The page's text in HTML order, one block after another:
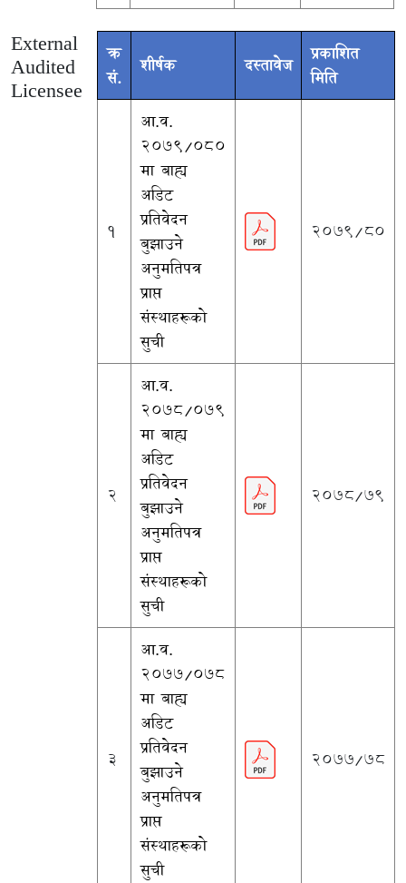
External
Audited
Licensee
क्र
सं.
शीर्षक दस्तावेज
प्रकाशित
मिति
1
आ.व.
२०७९/०८०
मा बाह्य
अडिट
प्रतिवेदन
बुझाउने
अनुमतिपत्र
प्राप्त
संस्थाहरूको
सुची
2079/80
2
आ.व.
२०७८/०७९
मा बाह्य
अडिट
प्रतिवेदन
बुझाउने
अनुमतिपत्र
प्राप्त
संस्थाहरूको
सुची
2078/79
3
आ.व.
२०७७/०७८
मा बाह्य
अडिट
प्रतिवेदन
बुझाउने
अनुमतिपत्र
प्राप्त
संस्थाहरूको
सुची
2077/78